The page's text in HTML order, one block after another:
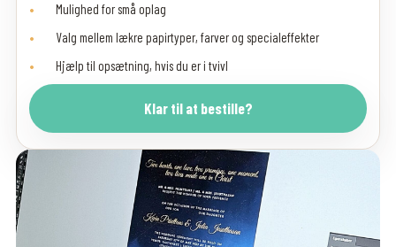
Mulighed for små oplag
Valg mellem lækre papirtyper, farver og specialeffekter
Hjælp til opsætning, hvis du er i tvivl
Klar til at bestille?